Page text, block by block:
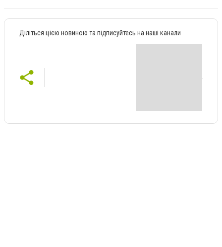
Діліться цією новиною та підписуйтесь на наші канали